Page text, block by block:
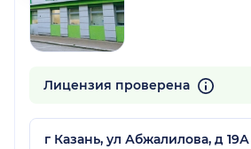
Лицензия проверена
г Казань, ул Абжалилова, д 19А